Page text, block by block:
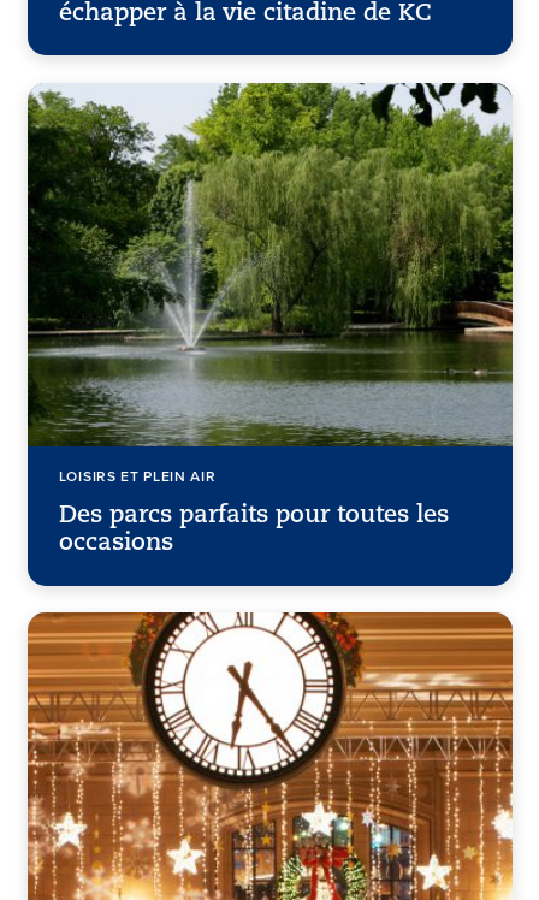
échapper à la vie citadine de KC
LOISIRS ET PLEIN AIR
Des parcs parfaits pour toutes les
occasions